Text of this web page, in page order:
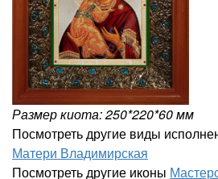
Размер киота: 250*220*60 мм
Посмотреть другие виды
Матери Владимирская
Посмотреть другие иконы